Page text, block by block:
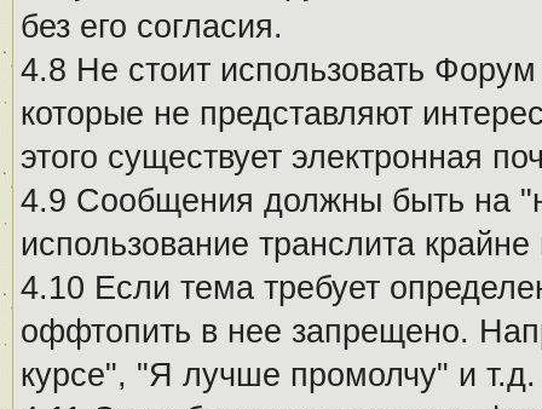
без его согласия.
4.8 Не стоит использовать
которые не представляют
этого существует электронная
4.9 Сообщения должны быть на
использование транслита
4.10 Если тема требует
оффтопить в нее запрещено.
курсе", "Я лучше промолчу" и